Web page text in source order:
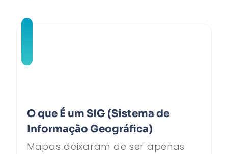
O que É um SIG (Sistema de
Informação Geográfica)
Mapas deixaram de ser apenas